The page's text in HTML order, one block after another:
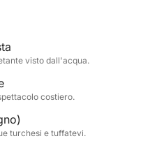
e indimenticabile.
verso le meraviglie
spettacolari
da cartolina. Una
acque più limpide
visto dall'acqua.
costiero.
turchesi e tuffatevi.